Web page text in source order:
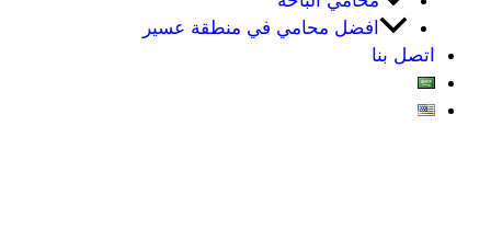
افضل محامي في منطقة عسير
اتصل بنا